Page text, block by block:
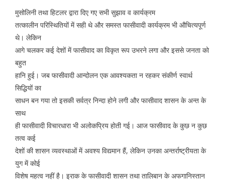
मुसोलिनी तथा हिटलर द्वारा दिए गए सभी सुझाव व कार्यक्रम
तत्कालीन परिस्थितियों में सही थे और समस्त फासीवादी कार्यक्रम भी औचित्यपूर्ण
थे। लेकिन
आगे चलकर कई देशों में फासीवाद का विकृत रूप उभरने लगा और इससे जनता को
बहुत
हानि हुई। जब फासीवादी आन्दोलन एक आवश्यकता न रहकर संकीर्ण स्वार्थ
सिद्धियों का
साधन बन गया तो इसकी सर्वत्र निन्दा होने लगी और फासीवाद शासन के अन्त के
साथ
ही फासीवादी विचारधारा भी अलोकप्रिय होती गई। आज फासीवाद के कुछ न कुछ
तत्व कई
देशों की शासन व्यवस्थाओं में अवश्य विद्यमान हैं, लेकिन उनका अन्तर्राष्ट्रीयता के
युग में कोई
विशेष महत्व नहीं है। इराक के फासीवादी शासन तथा तालिबान के अफगानिस्तान